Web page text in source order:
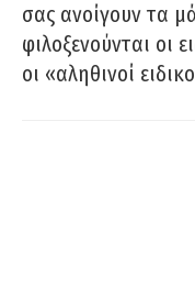
σας ανοίγουν τα
φιλοξενούνται οι
οι «αληθινοί